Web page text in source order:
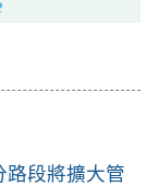
路段將擴大管